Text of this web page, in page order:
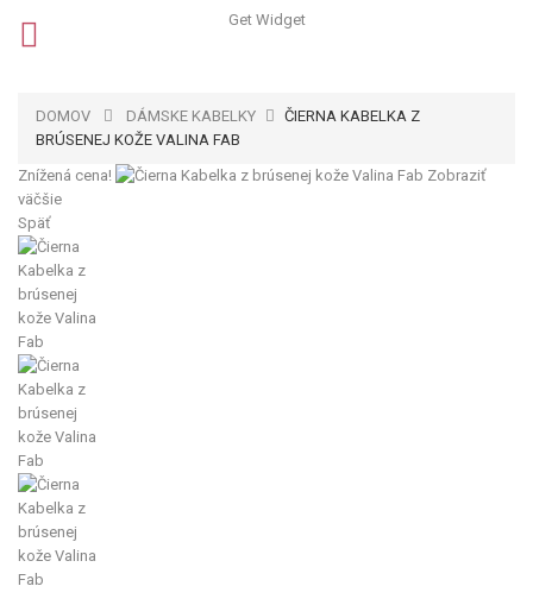
Get Widget
DOMOV DÁMSKE KABELKY
ČIERNA KABELKA Z
BRÚSENEJ KOŽE VALINA FAB
Znížená cena!
Zobraziť
väčšie
Späť